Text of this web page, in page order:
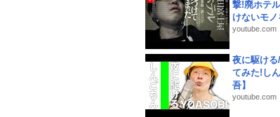
撃!廃ホテ
けないモ
youtube.com
夜に駆け
てみた!し
吾】
youtube.com